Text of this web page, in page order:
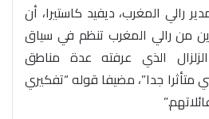
رالي المغرب، ديفيد كاستيرا، أن
من رالي المغرب تنظم في سياق
الذي عرفته عدة مناطق
متأثرا جدا”، مضيفا قوله “تفكيري